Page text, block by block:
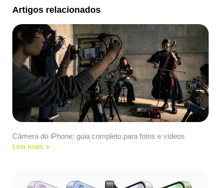
Artigos relacionados
Câmera do iPhone: guia completo para fotos e vídeos
Leia mais »